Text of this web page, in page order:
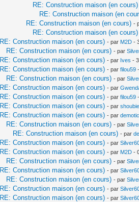
RE: Construction maison (en cours)
RE: Construction maison (en
RE: Construction maison (en cours) -
RE: Construction maison (en cours)
RE: Construction maison (en cours) - par M2D -
RE: Construction maison (en cours) - par
RE: Construction maison (en cours) - par Ives -
RE: Construction maison (en cours) - parfilou59
RE: Construction maison (en cours) - par
RE: Construction maison (en cours) - par
RE: Construction maison (en cours) - parfilou59
RE: Construction maison (en cours) - par
RE: Construction maison (en cours) - par
RE: Construction maison (en cours) - par
RE: Construction maison (en cours) - par
RE: Construction maison (en cours) - par
RE: Construction maison (en cours) - par M2D -
RE: Construction maison (en cours) - par
RE: Construction maison (en cours) - par
RE: Construction maison (en cours) - par
RE: Construction maison (en cours) - par
RE: Construction maison (en cours) - par